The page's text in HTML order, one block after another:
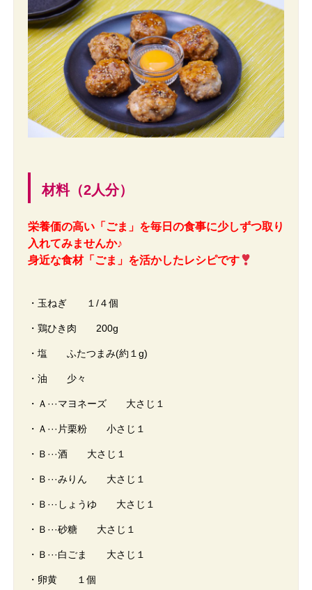
材料（2人分）
栄養価の高い「ごま」を毎日の食事に少しずつ取り
入れてみませんか♪
身近な食材「ごま」を活かしたレシピです
・玉ねぎ １/４個
・鶏ひき肉 200g
・塩 ふたつまみ(約１g)
・油 少々
・Ａ···マヨネーズ 大さじ１
・Ａ···片栗粉 小さじ１
・Ｂ···酒 大さじ１
・Ｂ···みりん 大さじ１
・Ｂ···しょうゆ 大さじ１
・Ｂ···砂糖 大さじ１
・Ｂ···白ごま 大さじ１
・卵黄 １個